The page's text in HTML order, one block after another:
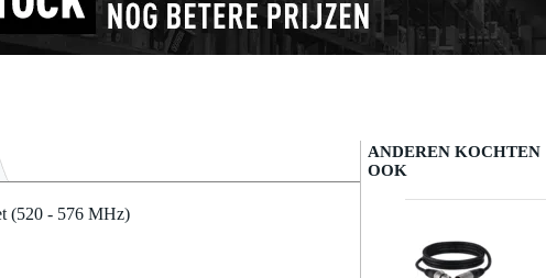
(520 - 576 MHz)
ANDEREN KOCHTEN
OOK